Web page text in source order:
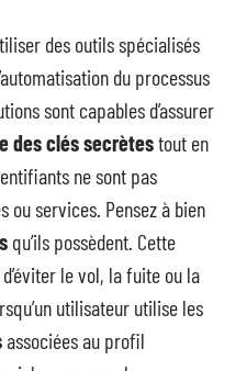
des outils spécialisés
du processus
sont capables d’assurer
des clés secrètestout en
ne sont pas
ou services. Pensez à bien
qu’ils possèdent. Cette
le vol, la fuite ou la
utilisateur utilise les
associées au profil